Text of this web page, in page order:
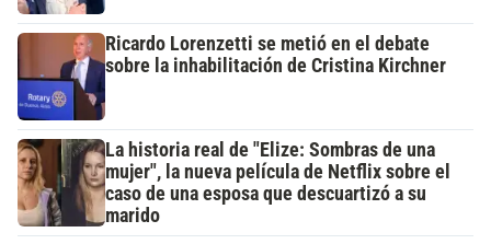
Ricardo Lorenzetti se metió en el debate
sobre la inhabilitación de Cristina Kirchner
La historia real de "Elize: Sombras de una
mujer", la nueva película de Netflix sobre el
caso de una esposa que descuartizó a su
marido